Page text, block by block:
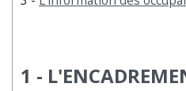
1 -